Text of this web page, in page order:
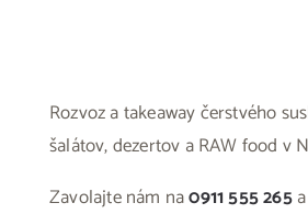
Rozvoz a takeaway čerstvého
šalátov, dezertov a RAW food v
Zavolajte nám na0911 555 265a